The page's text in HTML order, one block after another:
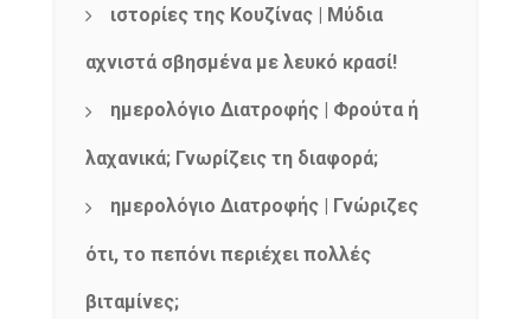
ιστορίες της Κουζίνας | Μύδια
αχνιστά σβησμένα με λευκό κρασί!
ημερολόγιο Διατροφής | Φρούτα ή
λαχανικά; Γνωρίζεις τη διαφορά;
ημερολόγιο Διατροφής | Γνώριζες
ότι, το πεπόνι περιέχει πολλές
βιταμίνες;